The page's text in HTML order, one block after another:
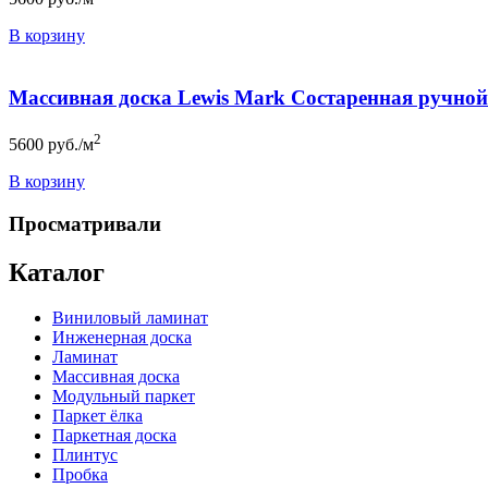
В корзину
Массивная доска Lewis Mark Состаренная
5600 руб./м2
В корзину
Просматривали
Каталог
Виниловый ламинат
Инженерная доска
Ламинат
Массивная доска
Модульный паркет
Паркет ёлка
Паркетная доска
Плинтус
Пробка